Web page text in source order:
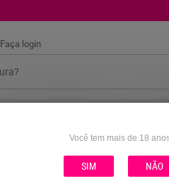
Faça login
Você tem mais de 18
SIM NÃO